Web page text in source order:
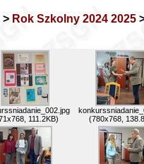
> Rok Szkolny 2024 2025
111.2KB)
(780x768,